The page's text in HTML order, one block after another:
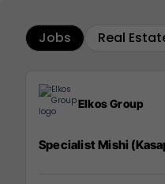
Jobs Real
Elkos Group
Specialist Mishi